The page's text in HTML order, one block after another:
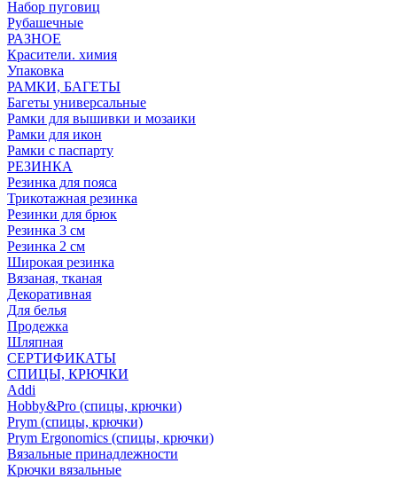
Набор пуговиц
Рубашечные
РАЗНОЕ
Красители. химия
Упаковка
РАМКИ, БАГЕТЫ
Багеты универсальные
Рамки для вышивки и мозаики
Рамки для икон
Рамки с паспарту
РЕЗИНКА
Резинка для пояса
Трикотажная резинка
Резинки для брюк
Резинка 3 см
Резинка 2 см
Широкая резинка
Вязаная, тканая
Декоративная
Для белья
Продежка
Шляпная
СЕРТИФИКАТЫ
СПИЦЫ, КРЮЧКИ
Addi
Hobby&Pro (спицы, крючки)
Prym (спицы, крючки)
Prym Ergonomics (спицы, крючки)
Вязальные принадлежности
Крючки вязальные